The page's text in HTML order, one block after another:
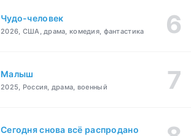
Чудо-человек
2026, США, драма, комедия, фантастика
Малыш
2025, Россия, драма, военный
Сегодня снова всё распродано